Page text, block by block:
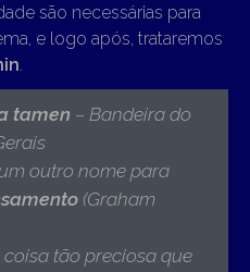
são necessárias para
e logo após, trataremos
tamen – Bandeira do
outro nome para
(Graham
tão preciosa que